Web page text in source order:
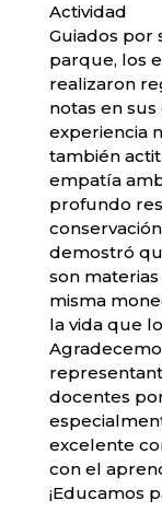
Actividad
​Guiados por
parque, los
realizaron
notas en
experiencia
también
empatía
profundo
demostró
son materias
misma
la vida que
docentes
excelente
con el
​¡Educamos